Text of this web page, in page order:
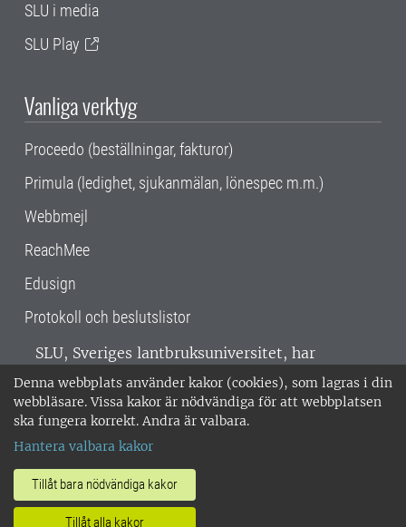
Denna webbplats använder kakor (cookies), som lagras i din
webbläsare. Vissa kakor är nödvändiga för att webbplatsen
ska fungera korrekt. Andra är valbara.
Hantera valbara kakor
Tillåt bara nödvändiga kakor
Tillåt alla kakor
SLU i media
SLU Play
Vanliga verktyg
Proceedo (beställningar, fakturor)
Primula (ledighet, sjukanmälan, lönespec m.m.)
Webbmejl
ReachMee
Edusign
Protokoll och beslutslistor
SLU, Sveriges lantbruksuniversitet, har
verksamhet över hela Sverige. Huvudorter är
Alnarp, Uppsala och Umeå.SLU är
miljöcertifierat enligt ISO 14001. •
018-67 10 00 • Org nr: 202100-2817 •
Om SLU:s webbplatser
•Hantera kakor•Behandling av